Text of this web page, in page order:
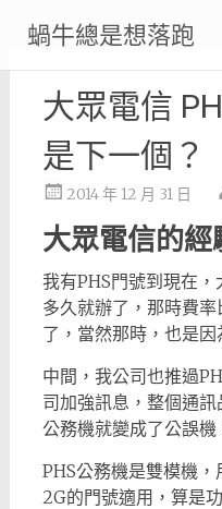
content
蝸牛總是想落跑
大眾電信
是下一個？
2014 年 12 月 31 日
大眾電信的經
我有PHS門號到現在
多久就辦了，那時費
了，當然那時，也是
中間，我公司也推過
司加強訊息，整個通訊
公務機就變成了公誤機
PHS公務機是雙模機
2G的門號適用，算是